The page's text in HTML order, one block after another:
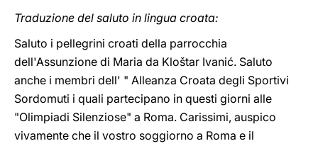
Traduzione del saluto in lingua croata:
Saluto i pellegrini croati della parrocchia
dell'Assunzione di Maria da Kloštar Ivanić. Saluto
anche i membri dell' " Alleanza Croata degli Sportivi
Sordomuti i quali partecipano in questi giorni alle
"Olimpiadi Silenziose" a Roma. Carissimi, auspico
vivamente che il vostro soggiorno a Roma e il